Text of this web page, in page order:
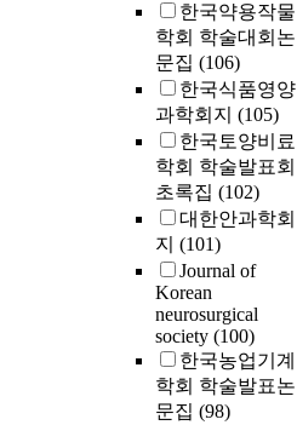
한국약용작물
학회 학술대회논
문집 (106)
한국식품영양
과학회지 (105)
한국토양비료
학회 학술발표회
초록집 (102)
대한안과학회
지 (101)
Journal of
Korean
neurosurgical
society (100)
한국농업기계
학회 학술발표논
문집 (98)